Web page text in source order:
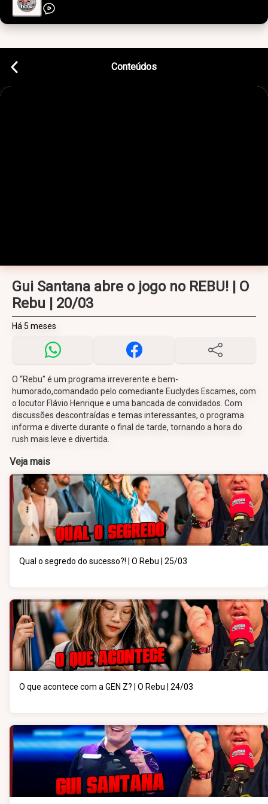
Conteúdos
Gui Santana abre o jogo no REBU! | O
Rebu | 20/03
Há 5 meses
O “Rebu" é um programa irreverente e bem-
humorado,comandado pelo comediante Euclydes Escames, com
o locutor Flávio Henrique e uma bancada de convidados. Com
discussões descontraídas e temas interessantes, o programa
informa e diverte durante o final de tarde, tornando a hora do
rush mais leve e divertida.
Veja mais
Qual o segredo do sucesso?! | O Rebu | 25/03
O que acontece com a GEN Z? | O Rebu | 24/03